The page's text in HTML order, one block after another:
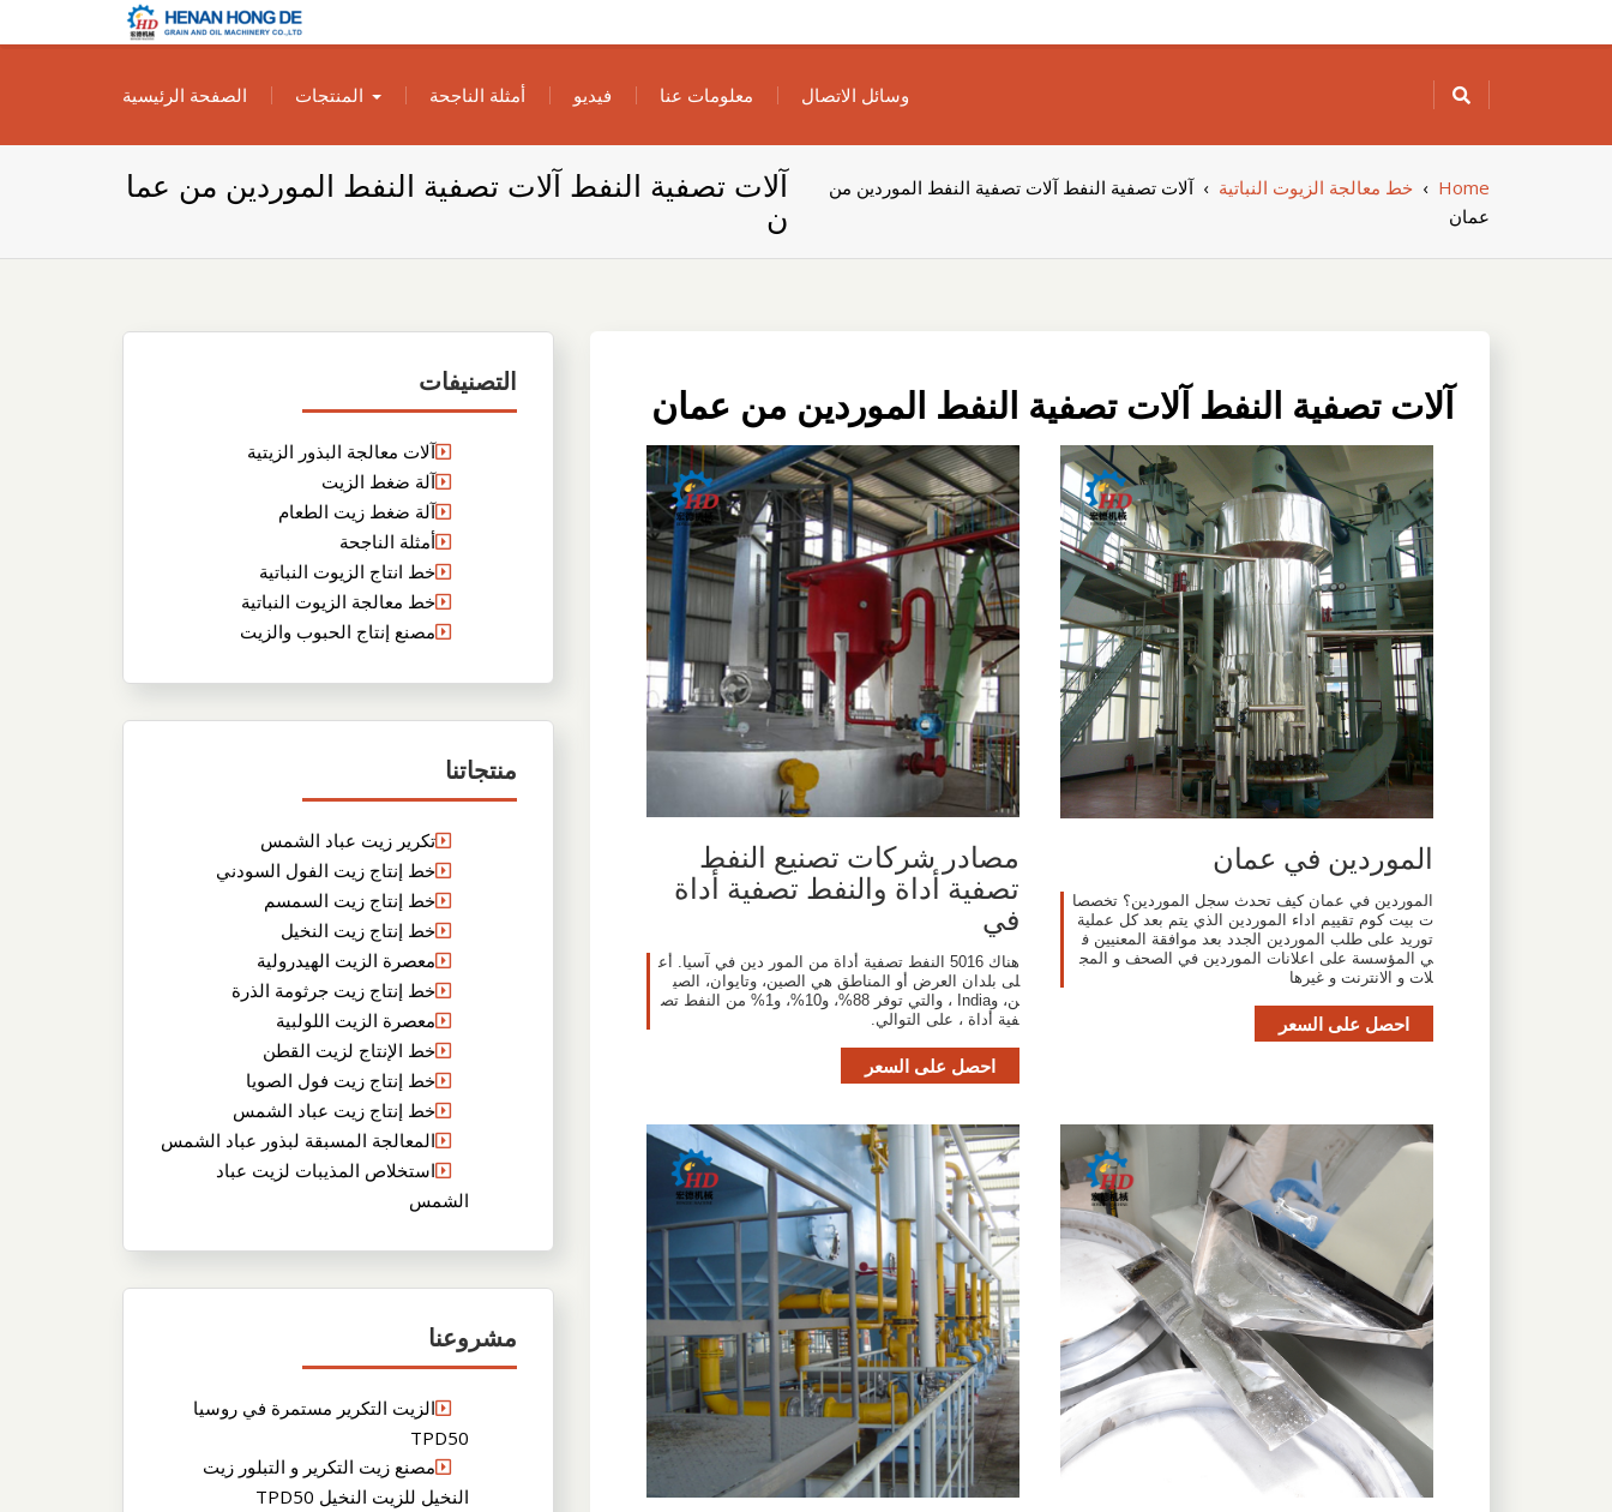
to
الزيوت النباتية
الخاص بك
الصفحة الرئيسية
المنتجات أمثلة الناجحة فيديو معلومات عنا وسائل الاتصال
آلات تصفية النفط آلات تصفية النفط الموردين من عما
ن
Home
› خط معالجة الزيوت النباتية ›آلات تصفية النفط آلات تصفية النفط الموردين من
عمان
التصنيفات
آلات معالجة البذور الزيتية
آلة ضغط الزيت
آلة ضغط زيت الطعام
أمثلة الناجحة
خط انتاج الزيوت النباتية
خط معالجة الزيوت النباتية
مصنع إنتاج الحبوب والزيت
منتجاتنا
تكرير زيت عباد الشمس
خط إنتاج زيت الفول السودني
خط إنتاج زيت السمسم
خط إنتاج زيت النخيل
معصرة الزيت الهيدرولية
خط إنتاج زيت جرثومة الذرة
معصرة الزيت اللولبية
خط الإنتاج لزيت القطن
خط إنتاج زيت فول الصويا
خط إنتاج زيت عباد الشمس
المعالجة المسبقة لبذور عباد الشمس
استخلاص المذيبات لزيت عباد
الشمس
مشروعنا
الزيت التكرير مستمرة في روسيا
TPD50
مصنع زيت التكرير و التبلور زيت
النخيل للزيت النخيل TPD50
آلات تصفية النفط آلات تصفية النفط الموردين من عمان
الموردين في عمان
الموردين في عمان كيف تحدث سجل الموردين؟ تخصصا
ت بيت كوم تقييم اداء الموردين الذي يتم بعد كل عملية
توريد على طلب الموردين الجدد بعد موافقة المعنيين ف
ي المؤسسة على اعلانات الموردين في الصحف و المج
لات و الانترنت و غيرها
احصل على السعر
مصادر شركات تصنيع النفط
تصفية أداة والنفط تصفية أداة
في
هناك 5016 النفط تصفية أداة من المور دين في آسيا. أع
لى بلدان العرض أو المناطق هي الصين، وتايوان، الصي
ن، وIndia ، والتي توفر 88%، و10%، و1% من النفط تص
فية أداة ، على التوالي.
احصل على السعر